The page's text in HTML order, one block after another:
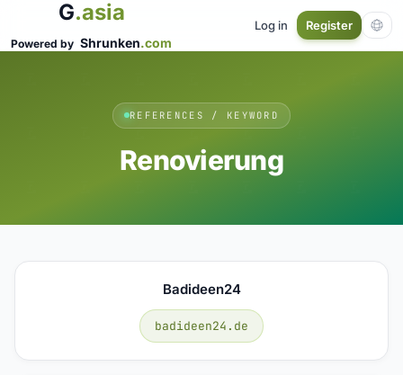
G.asia
Powered by Shrunken.com
Log in Register
REFERENCES / KEYWORD
Renovierung
Badideen24
badideen24.de